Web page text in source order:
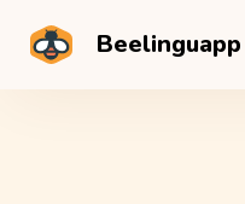
Beelinguapp